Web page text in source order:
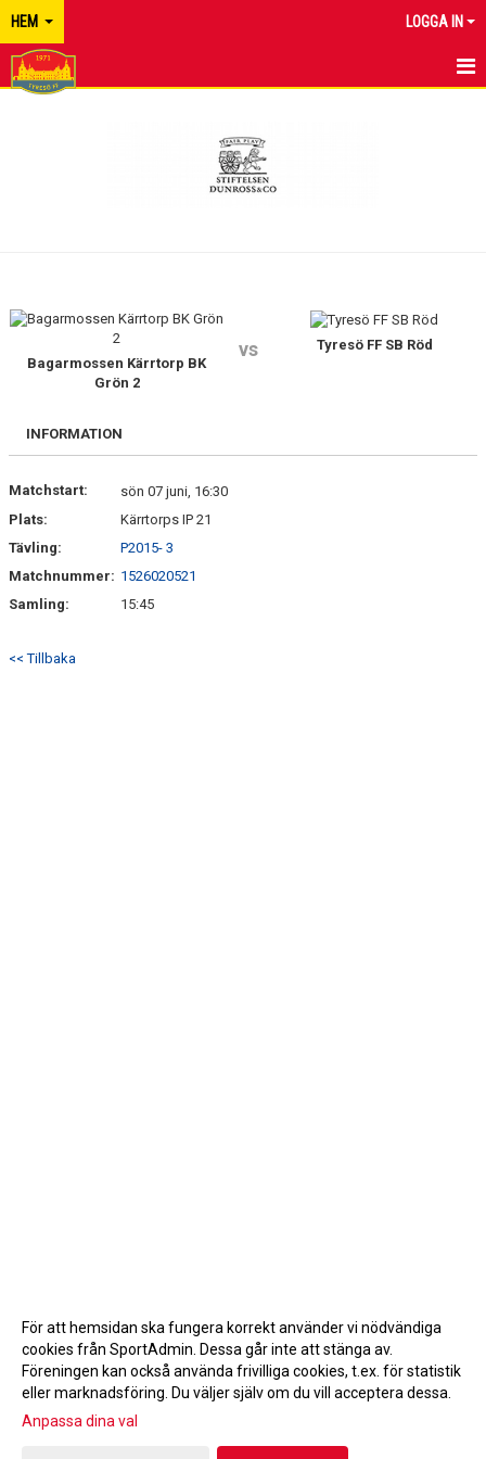
HEM LOGGA IN
Bagarmossen Kärrtorp BK
Grön 2
vs Tyresö FF SB Röd
INFORMATION
Matchstart:
sön 07 juni, 16:30
Plats:
Kärrtorps IP 21
Tävling:
P2015- 3
Matchnummer: 1526020521
Samling:
15:45
<< Tillbaka
Gå till Webbversion
För att hemsidan ska fungera korrekt använder vi nödvändiga
cookies från SportAdmin. Dessa går inte att stänga av.
Föreningen kan också använda frivilliga cookies, t.ex. för statistik
eller marknadsföring. Du väljer själv om du vill acceptera dessa.
Anpassa dina val